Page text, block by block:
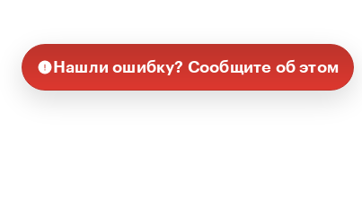
Нашли ошибку? Сообщите об этом